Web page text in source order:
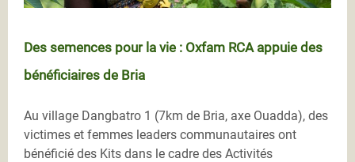
Des semences pour la vie : Oxfam RCA appuie des
bénéficiaires de Bria
Au village Dangbatro 1 (7km de Bria, axe Ouadda), des
victimes et femmes leaders communautaires ont
bénéficié des Kits dans le cadre des Activités